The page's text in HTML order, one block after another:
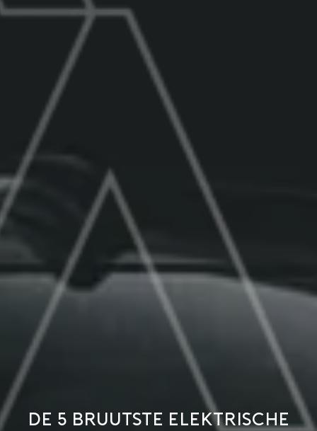
De 5 bruutste elektrische